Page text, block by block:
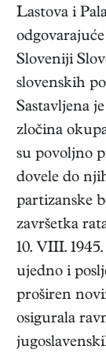
Lastova i
Sloveniji
slovenskih
Sastavljena
zločina
su povoljno
dovele do
partizanske
završetka
10. VIII.
ujedno i
proširen
osigurala